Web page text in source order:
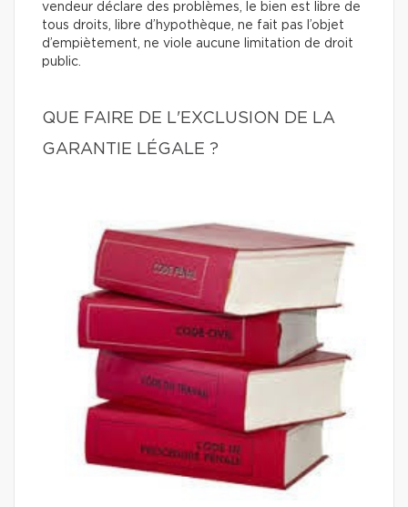
vendeur déclare des problèmes, le bien est libre de
tous droits, libre d’hypothèque, ne fait pas l’objet
d’empiètement, ne viole aucune limitation de droit
public.
QUE FAIRE DE L'EXCLUSION DE LA
GARANTIE LÉGALE ?